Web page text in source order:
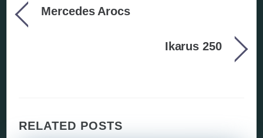
Mercedes Arocs
Ikarus 250
RELATED POSTS